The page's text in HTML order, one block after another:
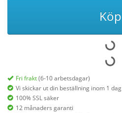
Köp
Fri frakt(6-10 arbetsdagar)
Vi skickar ut din beställning inom 1 dag
100% SSL säker
12 månaders garanti